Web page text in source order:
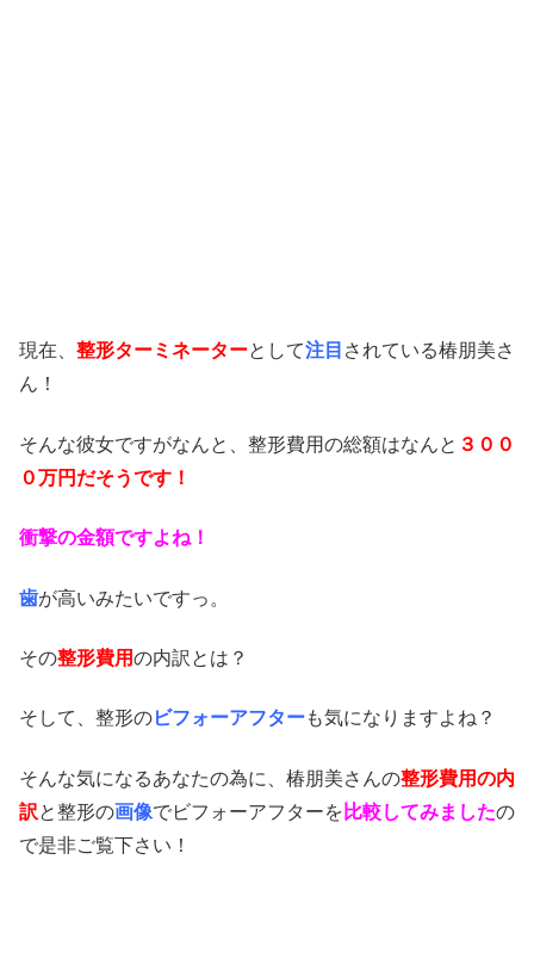
現在、 整形ターミネーターとして注目 されている椿朋美さ
ん！
そんな彼女ですがなんと、整形費用の総額はなんと ３００
０万円だそうです！
衝撃の金額ですよね！
歯が高いみたいですっ。
その整形費用の内訳とは？
そして、整形のビフォーアフターも気になりますよね？
そんな気になるあなたの為に、椿朋美さんの整形費用の内
訳と整形の画像でビフォーアフターを 比較してみましたの
で是非ご覧下さい！